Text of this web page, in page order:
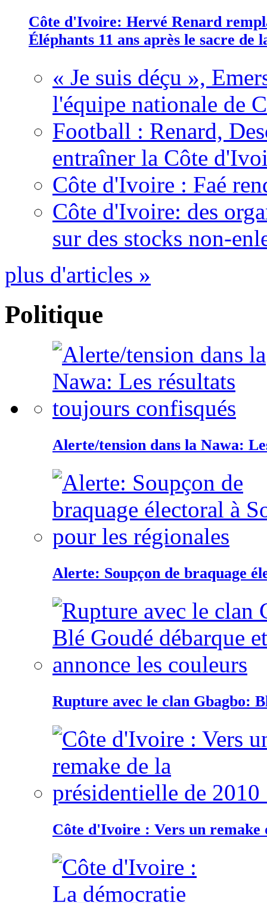
Côte d'Ivoire: Hervé Renard
Éléphants 11 ans après le sacre de
« Je suis déçu »,
l'équipe nationale de
Football : Renard,
entraîner la Côte
Côte d'Ivoire : Faé
Côte d'Ivoire: des
sur des stocks non-
plus d'articles »
Politique
Alerte/tension dans la Nawa:
Alerte: Soupçon de braquage
Rupture avec le clan Gbagbo:
Côte d'Ivoire : Vers un remake